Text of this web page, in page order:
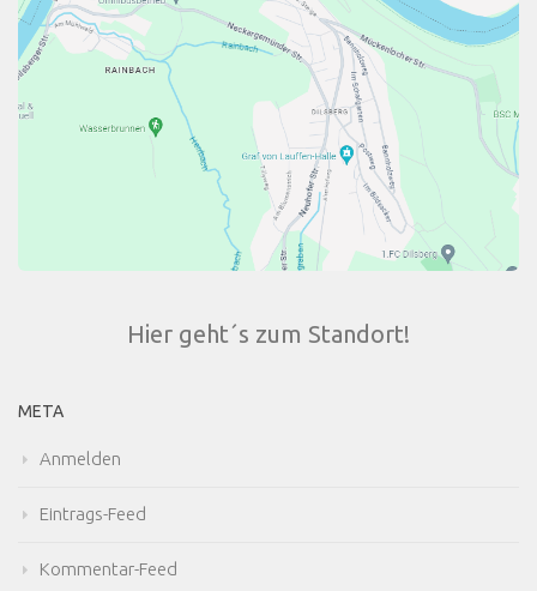
Hier geht´s zum Standort!
META
Anmelden
Eintrags-Feed
Kommentar-Feed